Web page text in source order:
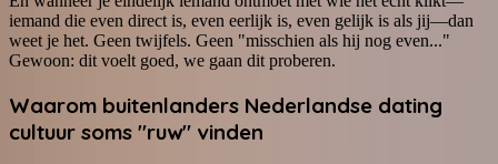
iemand die even direct is, even eerlijk is, even gelijk is als jij—dan
weet je het. Geen twijfels. Geen "misschien als hij nog even..."
Gewoon: dit voelt goed, we gaan dit proberen.
Waarom buitenlanders Nederlandse dating
cultuur soms "ruw" vinden